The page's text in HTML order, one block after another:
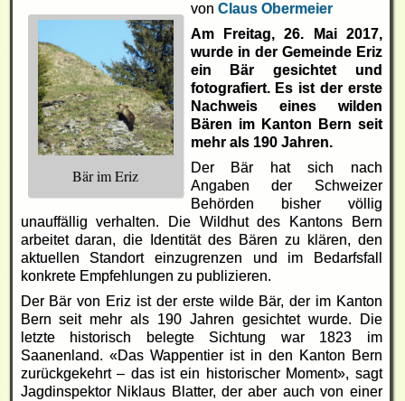
Bär im Eriz
von Claus Obermeier
Am Freitag, 26. Mai 2017,
wurde in der Gemeinde Eriz
ein Bär gesichtet und
fotografiert. Es ist der erste
Nachweis eines wilden
Bären im Kanton Bern seit
mehr als 190 Jahren.
Der Bär hat sich nach
Angaben der Schweizer
Behörden bisher völlig
unauffällig verhalten. Die Wildhut des Kantons Bern
arbeitet daran, die Identität des Bären zu klären, den
aktuellen Standort einzugrenzen und im Bedarfsfall
konkrete Empfehlungen zu publizieren.
Der Bär von Eriz ist der erste wilde Bär, der im Kanton
Bern seit mehr als 190 Jahren gesichtet wurde. Die
letzte historisch belegte Sichtung war 1823 im
Saanenland. «Das Wappentier ist in den Kanton Bern
zurückgekehrt – das ist ein historischer Moment», sagt
Jagdinspektor Niklaus Blatter, der aber auch von einer